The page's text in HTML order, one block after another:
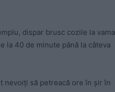
dispar brusc cozile la vama
la 40 de minute până la câteva
nevoiți să petreacă ore în șir în